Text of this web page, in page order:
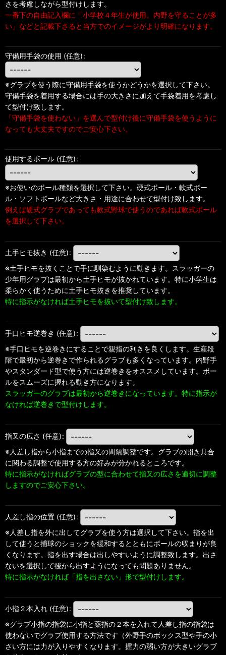
さを考慮しながら型付けします。
一番下の自由記入欄に「小学校４年生が使用。内野を守ることが多
い」などと記載下さると当方でのイメージがより明確になります。
守備用手袋の使用 (任意):
※グラブを使う際に守備用手袋を使うかどうかを選択して下さい。
守備手袋を着用する場合には手の大きさに加えて手袋着用を考慮し
て型付け致します。
「守備手袋を使わない」を選んで型付け後に守備手袋を使うように
なっても大丈夫ですのでご安心下さい。
使用するボール (任意):
※お使いのボール種類を選択して下さい。硬式ボール・軟式ボー
ル・ソフトボールなど大きさ・用途に合わせて型付け致します。
例えば硬式グラブであっても軟式野球で使うのであれば軟式ボール
を選択して下さい。
土手ヒモ抜き (任意):
※土手ヒモを抜くことで手に馴染むように動きます。スラッガーの
少年用グラブは最初から土手ヒモが抜かれています。特に小学生は
柔らかく使うために土手ヒモ抜きを推奨しています。
特に指示がなければ土手ヒモを抜いて型付け致します。
手口ヒモ逆巻き (任意):
※手口ヒモを逆巻きにすることで親指の利きを良くします。生産段
階で最初から逆巻きで作られるグラブも多くなっています。内野手
やスタンダード型で使う方には逆巻きをオススメしています。ボー
ルをスムーズに握れる動き方になります。
スラッガーのグラブは最初から逆巻きになっています。特に指示が
なければ逆巻きで型付けします。
指又の広さ (任意):
※人差し指から小指までの指又の間隔調整です。グラブの開き具合
に関わる調整で使用する方の好みが分かれるところです。
特に指示がなければグラブの型に合わせて指又の広さを適切に調整
しますのでご安心下さい。
人差し指の位置 (任意):
※人差し指を外に出してグラブを使う方は選択して下さい。指を出
して使うと捕球のショックを緩和するとともにボールの収まりが良
くなります。指を出す場合は出しやすいように調整致します。出さ
ないを選択して後から出すようになっても問題ありません。
特に指示がなければ「指を出さない」形で型付けします。
小指２本入れ (任意):
※グラブ小指の指袋に小指と薬指の２本を入れて人差し指の指袋は
使わないでグラブ使用する方法です（外野手のボックス型や手の小
さい方には力が入りやすくなります。握力の弱い方が大きいグラブ